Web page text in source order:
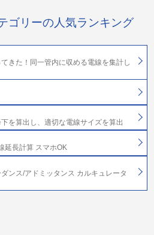
ゴリーの人気ランキング
きた！同一管内に収める電線を集計し
を算出し、適切な電線サイズを算出
延長計算 スマホOK
ンス/アドミッタンス カルキュレータ